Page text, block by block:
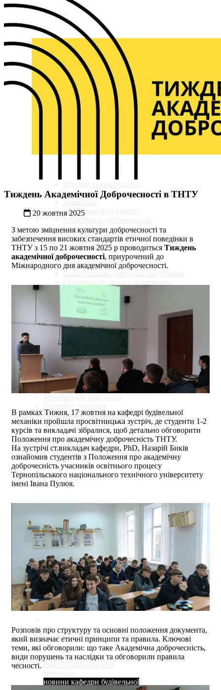
Кафедра
Історія кафедри
Склад кафедри
Освітні програми
Навчальні плани
Навчальні аудиторії
Випускники кафедри
Партнери кафедри
Графіки навчального процесу та консультацій
Навч.-метод. література кафедри
Кваліфікаційні роботи
Бібліотека
Бланки
Дистанційне навчання
Моя група
Наукові гуртки
Наукова робота
Наукові проекти
Міжнародні зв’язки
Стажування за кордоном
Міжнародні проекти
новини кафедри будівельної
Тиждень Академічної Доброчесності в ТНТУ
20 жовтня 2025
З метою зміцнення культури доброчесності та
забезпечення високих стандартів етичної поведінки в
ТНТУ з 15 по 21 жовтня 2025 р проводиться Тиждень
академічної доброчесності, приурочений до
Міжнародного дня академічної доброчесності.
В рамках Тижня, 17 жовтня на кафедрі будівельної
механіки пройшла просвітницька зустріч, де студенти 1-2
курсів та викладачі зібралися, щоб детально обговорити
Положення про академічну доброчесність ТНТУ.
На зустрічі ст.викладач кафедри, PhD, Назарій Биків
ознайомив студентів з Положення про академічну
доброчесність учасників освітнього процесу
Тернопільського національного технічного університету
імені Івана Пулюя.
Розповів про структуру та основні положення документа,
який визначає етичні принципи та правила. Ключові
теми, які обговорили: що таке Академічна доброчесність,
види порушень та наслідки та обговорили правила
чесності.